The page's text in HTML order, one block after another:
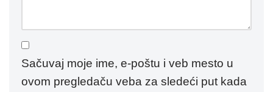
Sačuvaj moje ime, e-poštu i veb mesto u
ovom pregledaču veba za sledeći put kada